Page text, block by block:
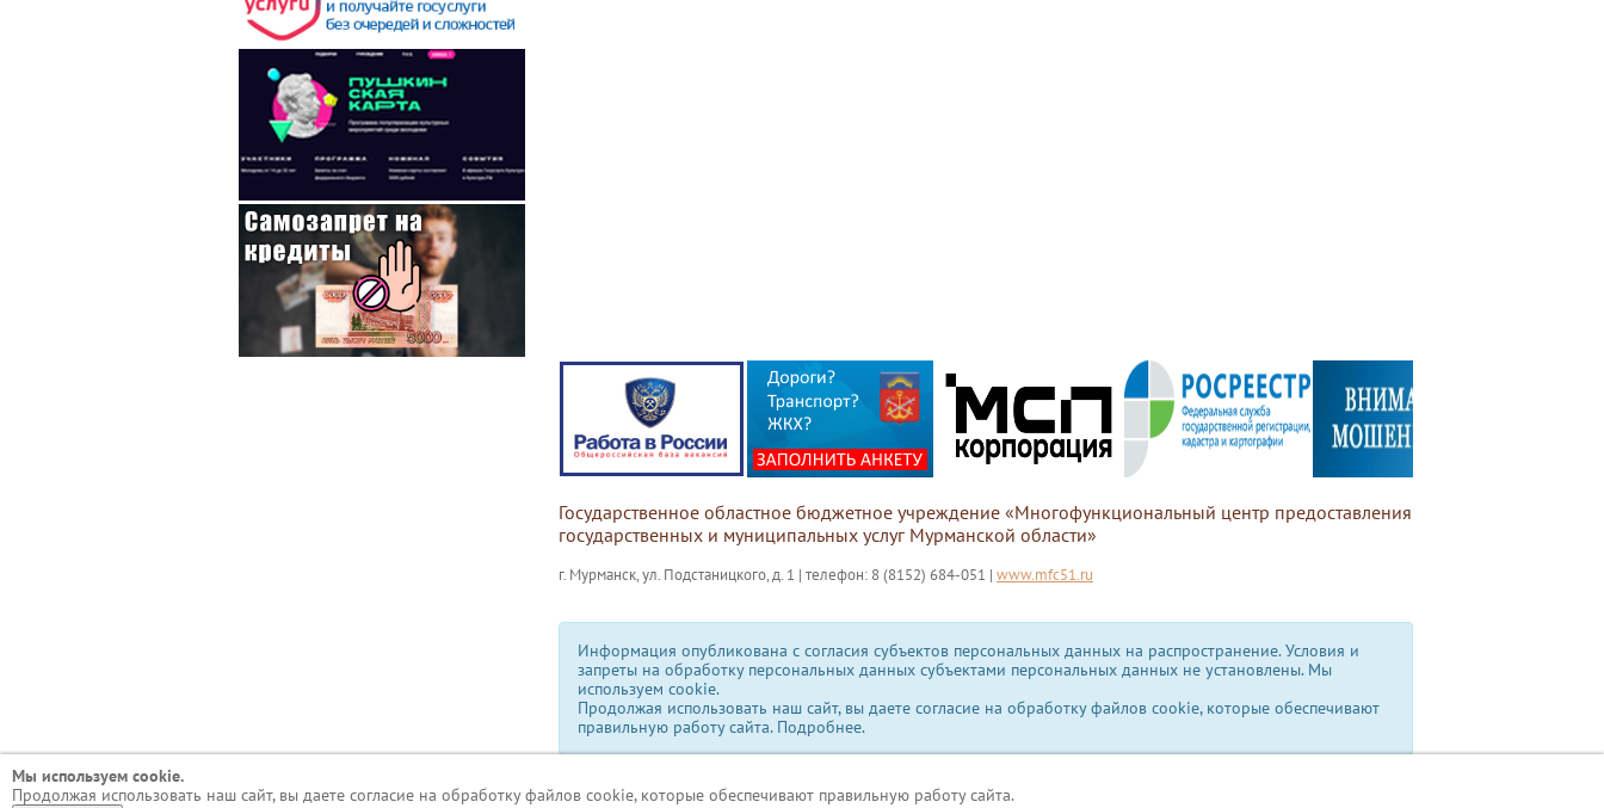
Государственное областное бюджетное учреждение «Многофункциональный центр предоставления
государственных и муниципальных услуг Мурманской области»
г. Мурманск, ул. Подстаницкого, д. 1 | телефон: 8 (8152) 684-051 | www.mfc51.ru
Информация опубликована с согласия субъектов персональных данных на распространение. Условия и
запреты на обработку персональных данных субъектами персональных данных не установлены. Мы
используем сookie.
Продолжая использовать наш сайт, вы даете согласие на обработку файлов cookie, которые обеспечивают
правильную работу сайта. Подробнее.
Мы используем сookie.
Продолжая использовать наш сайт, вы даете согласие на обработку файлов cookie, которые обеспечивают правильную работу сайта.